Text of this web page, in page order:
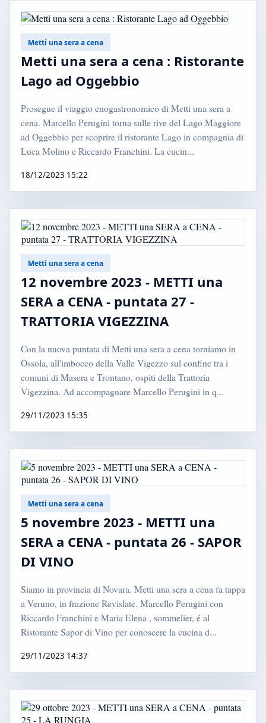
Metti una sera a cena
Metti una sera a cena : Ristorante
Lago ad Oggebbio
Prosegue il viaggio enogastronomico di Metti una sera a
cena. Marcello Perugini torna sulle rive del Lago Maggiore
ad Oggebbio per scoprire il ristorante Lago in compagnia di
Luca Molino e Riccardo Franchini. La cucin...
18/12/2023 15:22
Metti una sera a cena
12 novembre 2023 - METTI una
SERA a CENA - puntata 27 -
TRATTORIA VIGEZZINA
Con la nuova puntata di Metti una sera a cena torniamo in
Ossola, all'imbocco della Valle Vigezzo sul confine tra i
comuni di Masera e Trontano, ospiti della Trattoria
Vigezzina. Ad accompagnare Marcello Perugini in q...
29/11/2023 15:35
Metti una sera a cena
5 novembre 2023 - METTI una
SERA a CENA - puntata 26 - SAPOR
DI VINO
Siamo in provincia di Novara. Metti una sera a cena fa tappa
a Veruno, in frazione Revislate. Marcello Perugini con
Riccardo Franchini e Maria Elena , sommelier, é al
Ristorante Sapor di Vino per conoscere la cucina d...
29/11/2023 14:37